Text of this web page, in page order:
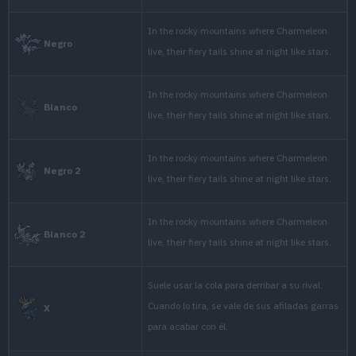
constantly seeks
It has a barbaric
fiery tail around and
claws.
If it becomes agitated